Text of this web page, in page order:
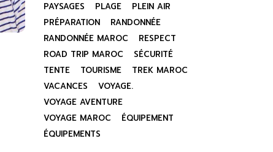
PAYSAGES
PLAGE
PLEIN AIR
PRÉPARATION
RANDONNÉE
RANDONNÉE MAROC
RESPECT
ROAD TRIP MAROC
SÉCURITÉ
TENTE
TOURISME
TREK MAROC
VACANCES
VOYAGE.
VOYAGE AVENTURE
VOYAGE MAROC
ÉQUIPEMENT
ÉQUIPEMENTS